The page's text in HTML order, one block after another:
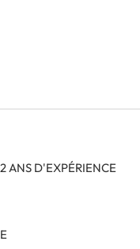
ANS D'EXPÉRIENCE